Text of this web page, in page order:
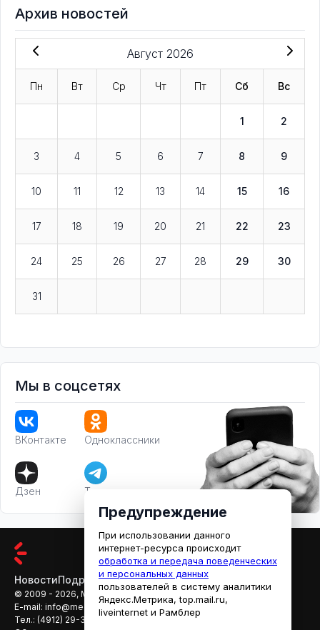
Архив новостей
Август 2026
Пн Вт Ср Чт Пт Сб Вс
1 2
3 4 5 6 7 8 9
10 11 12 13 14 15 16
17 18 19 20 21 22 23
24 25 26 27 28 29 30
31
Мы в соцсетях
ВКонтакте Одноклассники
Дзен Телеграм
НовостиПодробностиАфишаКино
© 2009 - 2026, МЕДИАРЯЗАНЬ
E-mail: info@mediaryazan.ru,reklama@mediaryazan.ru
Тел.: (4912) 29-33-66
Предупреждение
При использовании данного
интернет-ресурса происходит
обработка и передача поведенческих
и персональных данных
пользователей в систему аналитики
Яндекс.Метрика, top.mail.ru,
liveinternet и Рамблер